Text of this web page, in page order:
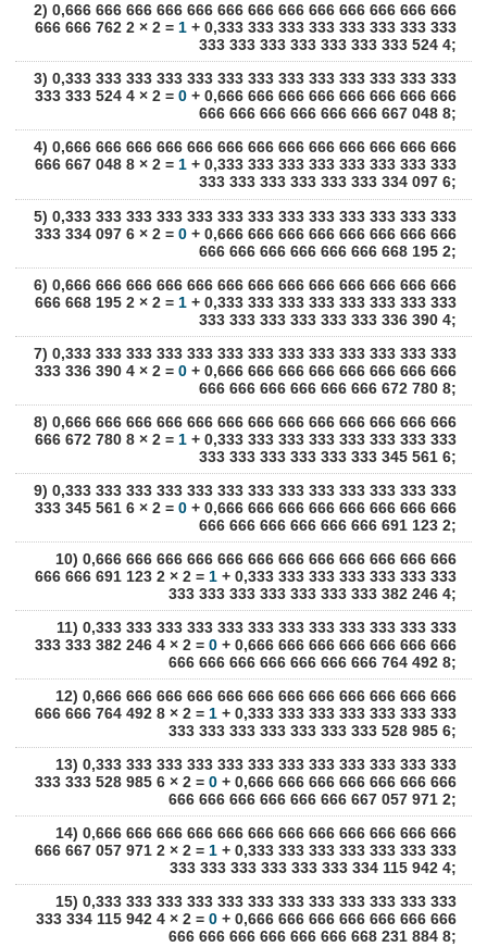
2) 0,666 666 666 666 666 666 666 666 666 666 666 666 666
666 666 762 2 × 2 = 1+ 0,333 333 333 333 333 333 333 333
333 333 333 333 333 333 333 524 4;
3) 0,333 333 333 333 333 333 333 333 333 333 333 333 333
333 333 524 4 × 2 = 0+ 0,666 666 666 666 666 666 666 666
666 666 666 666 666 666 667 048 8;
4) 0,666 666 666 666 666 666 666 666 666 666 666 666 666
666 667 048 8 × 2 = 1+ 0,333 333 333 333 333 333 333 333
333 333 333 333 333 333 334 097 6;
5) 0,333 333 333 333 333 333 333 333 333 333 333 333 333
333 334 097 6 × 2 = 0+ 0,666 666 666 666 666 666 666 666
666 666 666 666 666 666 668 195 2;
6) 0,666 666 666 666 666 666 666 666 666 666 666 666 666
666 668 195 2 × 2 = 1+ 0,333 333 333 333 333 333 333 333
333 333 333 333 333 333 336 390 4;
7) 0,333 333 333 333 333 333 333 333 333 333 333 333 333
333 336 390 4 × 2 = 0+ 0,666 666 666 666 666 666 666 666
666 666 666 666 666 666 672 780 8;
8) 0,666 666 666 666 666 666 666 666 666 666 666 666 666
666 672 780 8 × 2 = 1+ 0,333 333 333 333 333 333 333 333
333 333 333 333 333 333 345 561 6;
9) 0,333 333 333 333 333 333 333 333 333 333 333 333 333
333 345 561 6 × 2 = 0+ 0,666 666 666 666 666 666 666 666
666 666 666 666 666 666 691 123 2;
10) 0,666 666 666 666 666 666 666 666 666 666 666 666
666 666 691 123 2 × 2 = 1+ 0,333 333 333 333 333 333 333
333 333 333 333 333 333 333 382 246 4;
11) 0,333 333 333 333 333 333 333 333 333 333 333 333
333 333 382 246 4 × 2 = 0+ 0,666 666 666 666 666 666 666
666 666 666 666 666 666 666 764 492 8;
12) 0,666 666 666 666 666 666 666 666 666 666 666 666
666 666 764 492 8 × 2 = 1+ 0,333 333 333 333 333 333 333
333 333 333 333 333 333 333 528 985 6;
13) 0,333 333 333 333 333 333 333 333 333 333 333 333
333 333 528 985 6 × 2 = 0+ 0,666 666 666 666 666 666 666
666 666 666 666 666 666 667 057 971 2;
14) 0,666 666 666 666 666 666 666 666 666 666 666 666
666 667 057 971 2 × 2 = 1+ 0,333 333 333 333 333 333 333
333 333 333 333 333 333 334 115 942 4;
15) 0,333 333 333 333 333 333 333 333 333 333 333 333
333 334 115 942 4 × 2 = 0+ 0,666 666 666 666 666 666 666
666 666 666 666 666 666 668 231 884 8;